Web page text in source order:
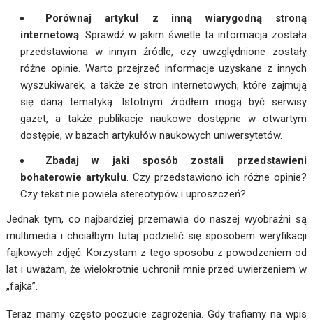
Porównaj artykuł z inną wiarygodną stroną
internetową. Sprawdź w jakim świetle ta informacja została
przedstawiona w innym źródle, czy uwzględnione zostały
różne opinie. Warto przejrzeć informacje uzyskane z innych
wyszukiwarek, a także ze stron internetowych, które zajmują
się daną tematyką. Istotnym źródłem mogą być serwisy
gazet, a także publikacje naukowe dostępne w otwartym
dostępie, w bazach artykułów naukowych uniwersytetów.
Zbadaj w jaki sposób zostali przedstawieni
bohaterowie artykułu. Czy przedstawiono ich różne opinie?
Czy tekst nie powiela stereotypów i uproszczeń?
Jednak tym, co najbardziej przemawia do naszej wyobraźni są
multimedia i chciałbym tutaj podzielić się sposobem weryfikacji
fajkowych zdjęć. Korzystam z tego sposobu z powodzeniem od
lat i uważam, że wielokrotnie uchronił mnie przed uwierzeniem w
„fajka”.
Teraz mamy często poczucie zagrożenia. Gdy trafiamy na wpis